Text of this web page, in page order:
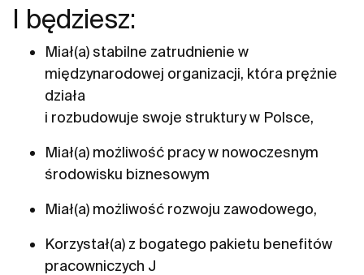
I będziesz:
Miał(a) stabilne zatrudnienie w
międzynarodowej organizacji, która prężnie
działa
i rozbudowuje swoje struktury w Polsce,
Miał(a) możliwość pracy w nowoczesnym
środowisku biznesowym
Miał(a) możliwość rozwoju zawodowego,
Korzystał(a) z bogatego pakietu benefitów
pracowniczych J